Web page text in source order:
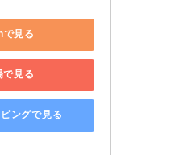
見る
で見る
ングで見る